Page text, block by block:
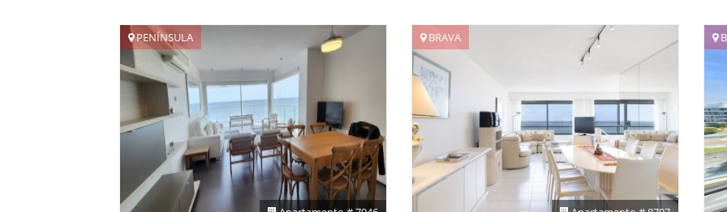
PENÍNSULA BRAVA